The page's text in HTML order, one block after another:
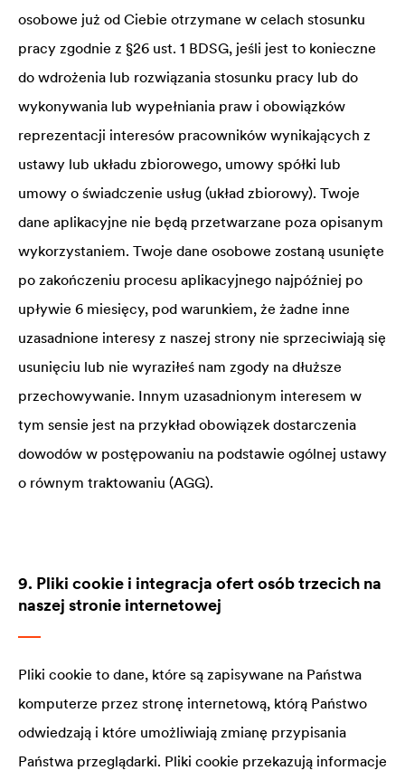
osobowe już od Ciebie otrzymane w celach stosunku
pracy zgodnie z §26 ust. 1 BDSG, jeśli jest to konieczne
do wdrożenia lub rozwiązania stosunku pracy lub do
wykonywania lub wypełniania praw i obowiązków
reprezentacji interesów pracowników wynikających z
ustawy lub układu zbiorowego, umowy spółki lub
umowy o świadczenie usług (układ zbiorowy). Twoje
dane aplikacyjne nie będą przetwarzane poza opisanym
wykorzystaniem. Twoje dane osobowe zostaną usunięte
po zakończeniu procesu aplikacyjnego najpóźniej po
upływie 6 miesięcy, pod warunkiem, że żadne inne
uzasadnione interesy z naszej strony nie sprzeciwiają się
usunięciu lub nie wyraziłeś nam zgody na dłuższe
przechowywanie. Innym uzasadnionym interesem w
tym sensie jest na przykład obowiązek dostarczenia
dowodów w postępowaniu na podstawie ogólnej ustawy
o równym traktowaniu (AGG).
9. Pliki cookie i integracja ofert osób trzecich na
naszej stronie internetowej
Pliki cookie to dane, które są zapisywane na Państwa
komputerze przez stronę internetową, którą Państwo
odwiedzają i które umożliwiają zmianę przypisania
Państwa przeglądarki. Pliki cookie przekazują informacje